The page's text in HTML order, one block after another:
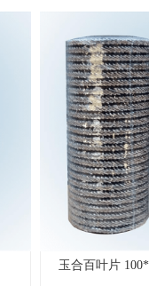
玉合百叶片